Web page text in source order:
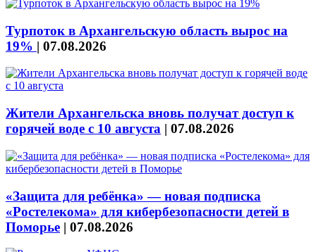
Турпоток в Архангельскую область вырос на
19% | 07.08.2026
Жители Архангельска вновь получат доступ к
горячей воде с 10 августа | 07.08.2026
«Защита для ребёнка» — новая подписка
«Ростелекома» для кибербезопасности детей в
Поморье | 07.08.2026